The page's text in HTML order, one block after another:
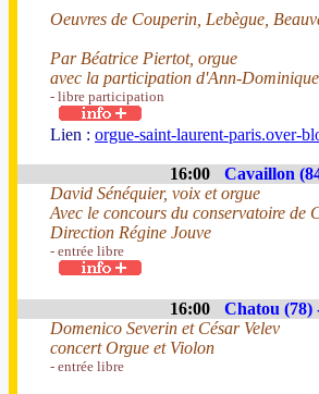
Oeuvres de Couperin, Lebègue,
Par Béatrice Piertot, orgue
avec la participation d'Ann-
- libre participation
Lien : orgue-saint-laurent-paris.over-
16:00 Cavaillon
David Sénéquier, voix et orgue
Avec le concours du conservatoire de
Direction Régine Jouve
- entrée libre
16:00 Chatou (78)
Domenico Severin et César Velev
concert Orgue et Violon
- entrée libre